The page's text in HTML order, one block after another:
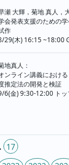
瀬 大輝，菊地 真人，
会発表支援のための
作
29(木) 16:15 ~18:00
地真人：
ンライン講義におけ
推定法の開発と検証
6(金) 9:30-12:00 ト
17